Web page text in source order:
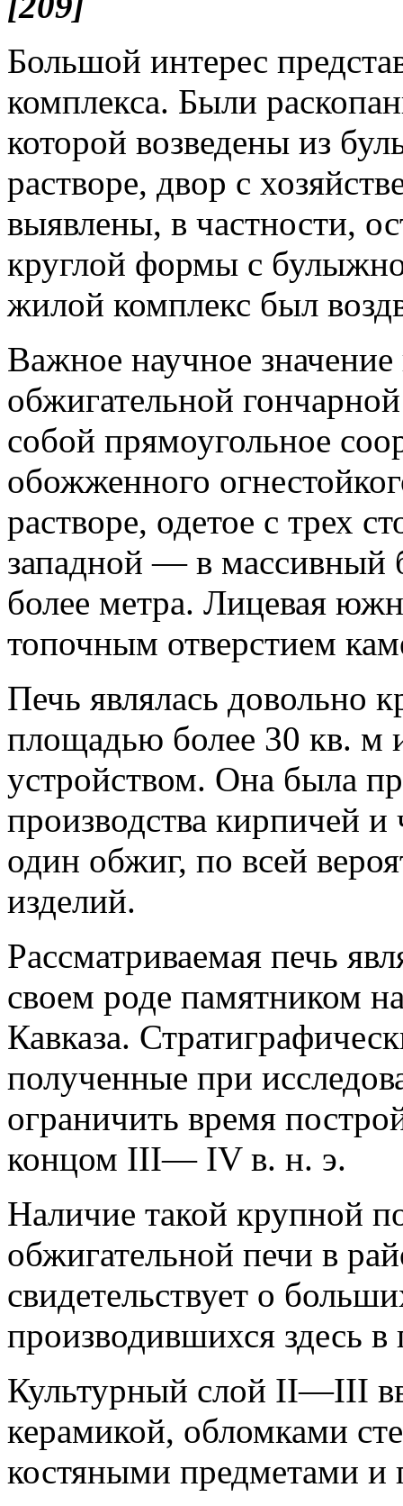
Большой интерес
комплекса. Были
которой возведены из
растворе, двор с
выявлены, в частности,
круглой формы с
жилой комплекс был
Важное научное
обжигательной
собой прямоугольное
обожженного
растворе, одетое с трех
западной — в
более метра. Лицевая
топочным отверстием
Печь являлась довольно
площадью более 30 кв. м
устройством. Она была
производства кирпичей
один обжиг, по всей
изделий.
Рассматриваемая печь
своем роде памятником
Кавказа.
полученные при
ограничить время
концом III— IV в. н. э.
Наличие такой крупной
обжигательной печи в
свидетельствует о
производившихся здесь
Культурный слой II—III
керамикой, обломками
костяными предметами